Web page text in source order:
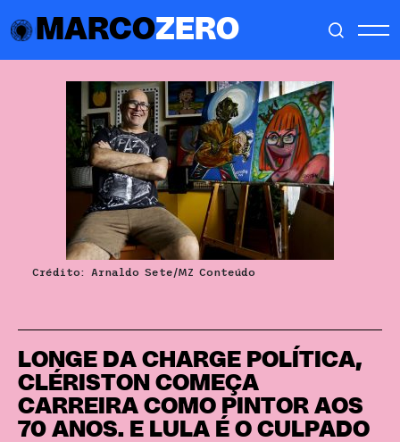
MARCOZERO
LONGE DA CHARGE POLÍTICA,
CLÉRISTON COMEÇA
CARREIRA COMO PINTOR AOS
70 ANOS. E LULA É O CULPADO
Crédito: Arnaldo Sete/MZ Conteúdo